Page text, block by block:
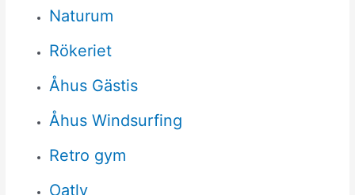
Naturum
Rökeriet
Åhus Gästis
Åhus Windsurfing
Retro gym
Oatly